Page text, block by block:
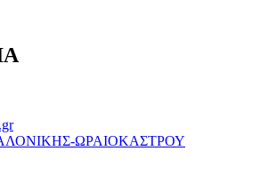
ΩΡΑΙΟΚΑΣΤΡΟΥ